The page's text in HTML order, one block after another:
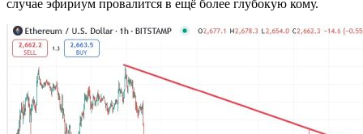
случае эфириум провалится в ещё более глубокую кому.